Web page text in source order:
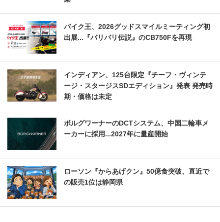
バイク王、2026グッドスマイルミーティング初
出展...『バリバリ伝説』のCB750Fを再現
インディアン、125台限定『チーフ・ヴィンテ
ージ・スタージスSDエディション』発表 発売時
期・価格は未定
ボルグワーナーのDCTシステム、中国二輪車メ
ーカーに採用...2027年に量産開始
ローソン『からあげクン』50億食突破、直近で
の販売1位は静岡県